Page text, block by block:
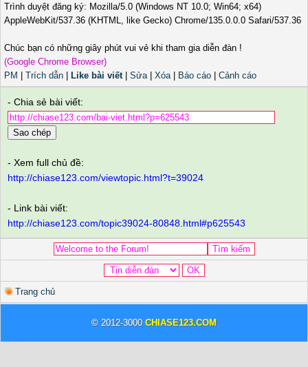
Trình duyệt đăng ký: Mozilla/5.0 (Windows NT 10.0; Win64; x64)
AppleWebKit/537.36 (KHTML, like Gecko) Chrome/135.0.0.0 Safari/537.36
Chúc bạn có những giây phút vui vẻ khi tham gia diễn đàn !
(Google Chrome Browser)
PM
Trích dẫn Like bài viết| Sửa| Xóa| Báo cáo Cảnh cáo
- Chia sẻ bài viết:
Sao chép
- Xem full chủ đề:
http://chiase123.com/viewtopic.html?t=39024
- Link bài viết:
http://chiase123.com/topic39024-80848.html#p625543
Trang chủ
© 2012-3000 CHIASE123.COM